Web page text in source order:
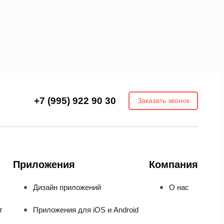
+7 (995) 922 90 30 Заказать звонок
Приложения
Дизайн приложений
Приложения для iOS и Android
Компания
О нас